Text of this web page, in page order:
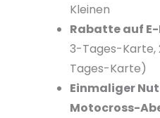
Kleinen
Rabatte auf
3-Tages-Karte,
Tages-Karte)
Einmaliger
Motocross-